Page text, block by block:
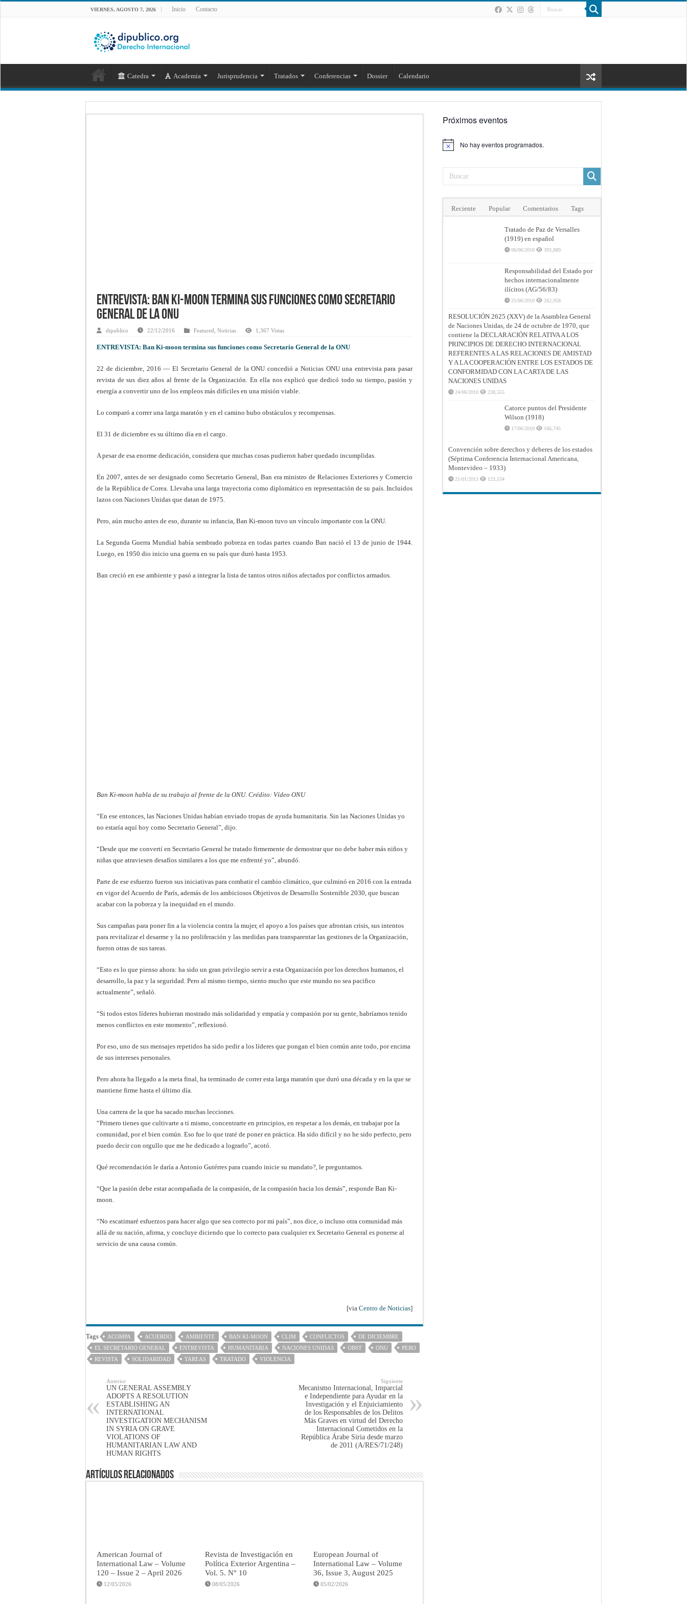
VIERNES, AGOSTO 7, 2026 Inicio Contacto
Catedra Academia Jurisprudencia Tratados Conferencias Dossier Calendario
ENTREVISTA: Ban Ki-moon termina sus funciones como Secretario
General de la ONU
dipublico 22/12/2016 Featured Noticias 1,367 Vistas
ENTREVISTA: Ban Ki-moon termina sus funciones como Secretario General de la ONU
22 de diciembre, 2016 — El Secretario General de la ONU concedió a Noticias ONU una entrevista para pasar
revista de sus diez años al frente de la Organización. En ella nos explicó que dedicó todo su tiempo, pasión y
energía a convertir uno de los empleos más difíciles en una misión viable.
Lo comparó a correr una larga maratón y en el camino hubo obstáculos y recompensas.
El 31 de diciembre es su último día en el cargo.
A pesar de esa enorme dedicación, considera que muchas cosas pudieron haber quedado incumplidas.
En 2007, antes de ser designado como Secretario General, Ban era ministro de Relaciones Exteriores y Comercio
de la República de Corea. Llevaba una larga trayectoria como diplomático en representación de su país. Incluidos
lazos con Naciones Unidas que datan de 1975.
Pero, aún mucho antes de eso, durante su infancia, Ban Ki-moon tuvo un vínculo importante con la ONU.
La Segunda Guerra Mundial había sembrado pobreza en todas partes cuando Ban nació el 13 de junio de 1944.
Luego, en 1950 dio inicio una guerra en su país que duró hasta 1953.
Ban creció en ese ambiente y pasó a integrar la lista de tantos otros niños afectados por conflictos armados.
Ban Ki-moon habla de su trabajo al frente de la ONU. Crédito: Vídeo ONU
“En ese entonces, las Naciones Unidas habían enviado tropas de ayuda humanitaria. Sin las Naciones Unidas yo
no estaría aquí hoy como Secretario General”, dijo.
“Desde que me convertí en Secretario General he tratado firmemente de demostrar que no debe haber más niños y
niñas que atraviesen desafíos similares a los que me enfrenté yo”, abundó.
Parte de ese esfuerzo fueron sus iniciativas para combatir el cambio climático, que culminó en 2016 con la entrada
en vigor del Acuerdo de París, además de los ambiciosos Objetivos de Desarrollo Sostenible 2030, que buscan
acabar con la pobreza y la inequidad en el mundo.
Sus campañas para poner fin a la violencia contra la mujer, el apoyo a los países que afrontan crisis, sus intentos
para revitalizar el desarme y la no proliferación y las medidas para transparentar las gestiones de la Organización,
fueron otras de sus tareas.
“Esto es lo que pienso ahora: ha sido un gran privilegio servir a esta Organización por los derechos humanos, el
desarrollo, la paz y la seguridad. Pero al mismo tiempo, siento mucho que este mundo no sea pacifico
actualmente”, señaló.
“Si todos estos líderes hubieran mostrado más solidaridad y empatía y compasión por su gente, habríamos tenido
menos conflictos en este momento”, reflexionó.
Por eso, uno de sus mensajes repetidos ha sido pedir a los líderes que pongan el bien común ante todo, por encima
de sus intereses personales.
Pero ahora ha llegado a la meta final, ha terminado de correr esta larga maratón que duró una década y en la que se
mantiene firme hasta el último día.
Una carrera de la que ha sacado muchas lecciones.
“Primero tienes que cultivarte a ti mismo, concentrarte en principios, en respetar a los demás, en trabajar por la
comunidad, por el bien común. Eso fue lo que traté de poner en práctica. Ha sido difícil y no he sido perfecto, pero
puedo decir con orgullo que me he dedicado a lograrlo”, acotó.
Qué recomendación le daría a Antonio Gutérres para cuando inicie su mandato?, le preguntamos.
“Que la pasión debe estar acompañada de la compasión, de la compasión hacia los demás”, responde Ban Ki-
moon.
“No escatimaré esfuerzos para hacer algo que sea correcto por mi país”, nos dice, o incluso otra comunidad más
allá de su nación, afirma, y concluye diciendo que lo correcto para cualquier ex Secretario General es ponerse al
servicio de una causa común.
[via Centro de Noticias]
Tags ACOMPA ACUERDO AMBIENTE BAN KI-MOON CLIM CONFLICTOS
DE DICIEMBRE
EL SECRETARIO GENERAL
ENTREVISTA HUMANITARIA NACIONES UNIDAS OBST ONU
PERO
REVISTA
SOLIDARIDAD TAREAS TRATADO VIOLENCIA
Anterior
UN GENERAL ASSEMBLY
ADOPTS A RESOLUTION
ESTABLISHING AN
INTERNATIONAL
INVESTIGATION MECHANISM
IN SYRIA ON GRAVE
VIOLATIONS OF
HUMANITARIAN LAW AND
HUMAN RIGHTS
Siguiente
Mecanismo Internacional, Imparcial
e Independiente para Ayudar en la
Investigación y el Enjuiciamiento
de los Responsables de los Delitos
Más Graves en virtud del Derecho
Internacional Cometidos en la
República Árabe Siria desde marzo
de 2011 (A/RES/71/248)
Artículos Relacionados
American Journal of
International Law – Volume
120 – Issue 2 – April 2026
12/05/2026
Revista de Investigación en
Política Exterior Argentina –
Vol. 5. N° 10
08/05/2026
European Journal of
International Law – Volume
36, Issue 3, August 2025
05/02/2026
Próximos eventos
Aviso No hay eventos programados.
Reciente Popular Comentarios Tags
Tratado de Paz de Versalles
(1919) en español
06/06/2010 393,889
Responsabilidad del Estado por
hechos internacionalmente
ilícitos (AG/56/83)
25/06/2010 262,958
RESOLUCIÓN 2625 (XXV) de la Asamblea General
de Naciones Unidas, de 24 de octubre de 1970, que
contiene la DECLARACIÓN RELATIVA A LOS
PRINCIPIOS DE DERECHO INTERNACIONAL
REFERENTES A LAS RELACIONES DE AMISTAD
Y A LA COOPERACIÓN ENTRE LOS ESTADOS DE
CONFORMIDAD CON LA CARTA DE LAS
NACIONES UNIDAS
24/06/2010 238,555
Catorce puntos del Presidente
Wilson (1918)
17/06/2010 166,745
Convención sobre derechos y deberes de los estados
(Séptima Conferencia Internacional Americana,
Montevideo – 1933)
21/01/2013 123,534